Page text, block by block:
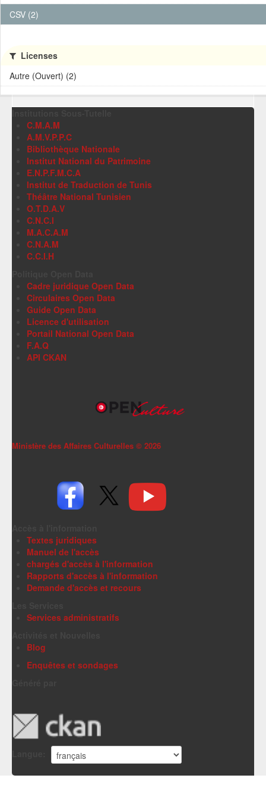
CSV (2)
Licenses
Autre (Ouvert) (2)
C.M.A.M
A.M.V.P.P.C
Bibliothèque Nationale
Institut National du Patrimoine
E.N.P.F.M.C.A
Institut de Traduction de Tunis
Théâtre National Tunisien
O.T.D.A.V
C.N.C.I
M.A.C.A.M
C.N.A.M
C.C.I.H
Cadre juridique Open Data
Circulaires Open Data
Guide Open Data
Licence d'utilisation
Portail National Open Data
F.A.Q
API CKAN
Ministère des Affaires Culturelles © 2026
Textes juridiques
Manuel de l'accès
chargés d'accès à l'information
Rapports d'accès à l'information
Demande d'accès et recours
Services administratifs
Blog
Enquêtes et sondages